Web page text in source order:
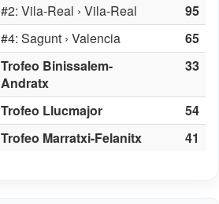
#2: Vila-Real › Vila-Real
95
#4: Sagunt › Valencia
65
Trofeo Binissalem-
Andratx
33
Trofeo Llucmajor
54
Trofeo Marratxi-Felanitx 41